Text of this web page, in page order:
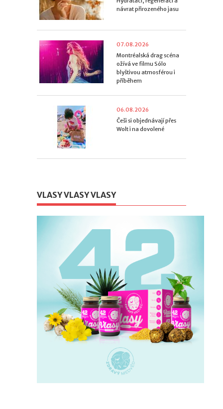
návrat přirozeného jasu
07.08.2026
Montréalská drag scéna
ožívá ve filmu Sólo
blyštivou atmosférou i
příběhem
06.08.2026
Češi si objednávají přes
Wolt i na dovolené
05.08.2026
kosmetické taštičky
04.08.2026
Nezapomenutelné
prázdniny v Jizerkách: top
5 zážitků, které si zamiluje
celá rodina
05.08.2026
Letní zažívací potíže: kdy
jde o signál, že tělo
VLASY VLASY VLASY